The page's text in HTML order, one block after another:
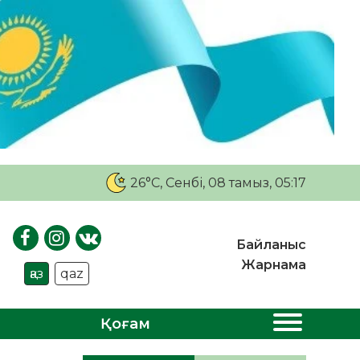
26°C, Сенбі, 08 тамыз, 05:17
қаз qaz
Байланыс
Жарнама
Қоғам